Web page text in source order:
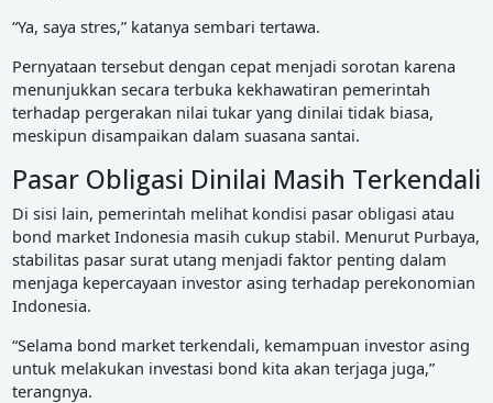
“Ya, saya stres,” katanya sembari tertawa.
Pernyataan tersebut dengan cepat menjadi sorotan karena
menunjukkan secara terbuka kekhawatiran pemerintah
terhadap pergerakan nilai tukar yang dinilai tidak biasa,
meskipun disampaikan dalam suasana santai.
Pasar Obligasi Dinilai Masih Terkendali
Di sisi lain, pemerintah melihat kondisi pasar obligasi atau
bond market Indonesia masih cukup stabil. Menurut Purbaya,
stabilitas pasar surat utang menjadi faktor penting dalam
menjaga kepercayaan investor asing terhadap perekonomian
Indonesia.
“Selama bond market terkendali, kemampuan investor asing
untuk melakukan investasi bond kita akan terjaga juga,”
terangnya.